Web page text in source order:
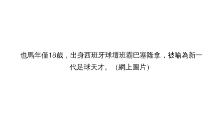
也馬年僅18歲，出身西班牙球壇班霸巴塞隆拿，被喻為新一
代足球天才。
（網上圖片）